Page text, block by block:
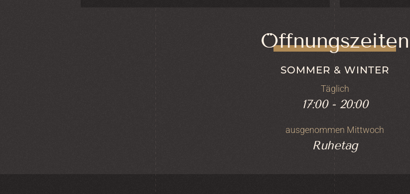
Öffnungszeiten
SOMMER & WINTER
Täglich
17:00 - 20:00
ausgenommen Mittwoch
Ruhetag